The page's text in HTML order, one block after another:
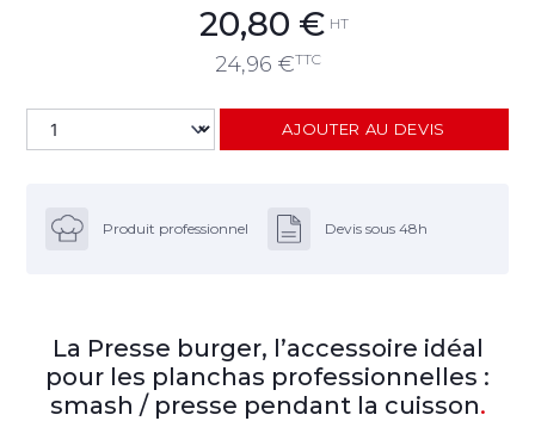
20,80 € HT
24,96 €TTC
AJOUTER AU DEVIS
Produit professionnel Devis sous 48h
La Presse burger, l’accessoire idéal
pour les planchas professionnelles :
smash / presse pendant la cuisson.